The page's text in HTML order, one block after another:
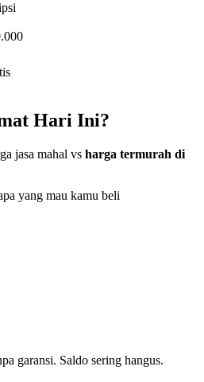
Hari Ini?
jasa mahal vs harga termurah di
yang mau kamu beli
garansi. Saldo sering hangus.